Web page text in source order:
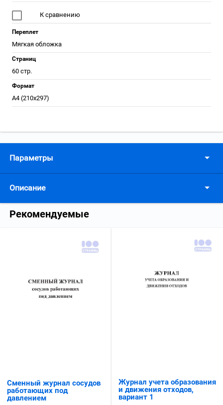
К сравнению
Переплет
Мягкая обложка
Страниц
60 стр.
Формат
А4 (210x297)
Параметры
Описание
Рекомендуемые
Сменный журнал сосудов
работающих под
давлением
Журнал учета образования
и движения отходов,
вариант 1